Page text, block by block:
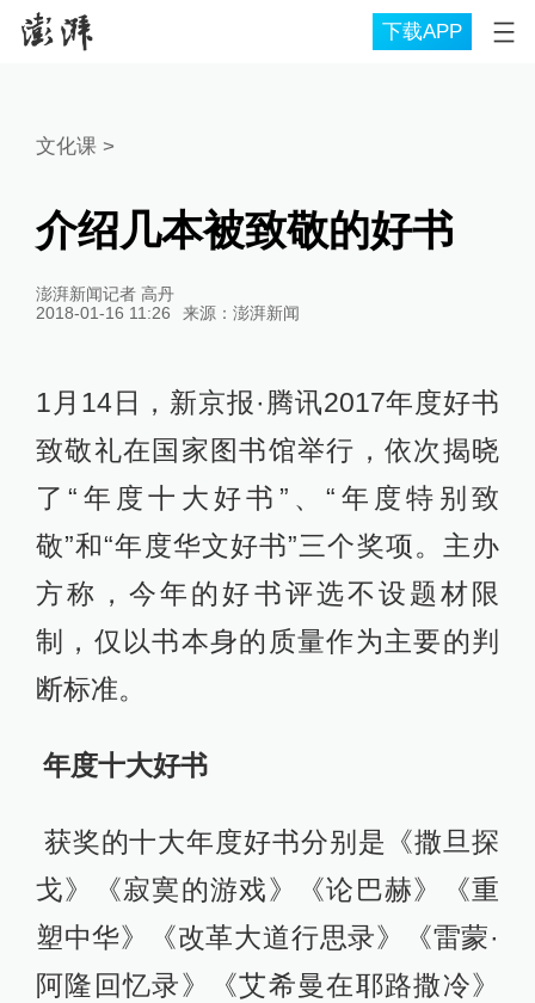
下载APP
文化课>
介绍几本被致敬的好书
澎湃新闻记者 高丹
2018-01-16 11:26
来源： 澎湃新闻
1月14日，新京报·腾讯2017年度好书
致敬礼在国家图书馆举行，依次揭晓
了“年度十大好书”、“年度特别致
敬”和“年度华文好书”三个奖项。主办
方称，今年的好书评选不设题材限
制，仅以书本身的质量作为主要的判
断标准。
年度十大好书
获奖的十大年度好书分别是《撒旦探
戈》《寂寞的游戏》《论巴赫》《重
塑中华》《改革大道行思录》《雷蒙·
阿隆回忆录》《艾希曼在耶路撒冷》